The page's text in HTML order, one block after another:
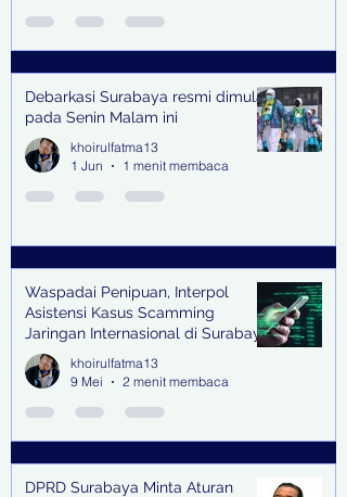
Debarkasi Surabaya resmi dimulai
pada Senin Malam ini
khoirulfatma13
1 Jun
1 menit membaca
Waspadai Penipuan, Interpol
Asistensi Kasus Scamming
Jaringan Internasional di Surabaya
khoirulfatma13
9 Mei
2 menit membaca
DPRD Surabaya Minta Aturan